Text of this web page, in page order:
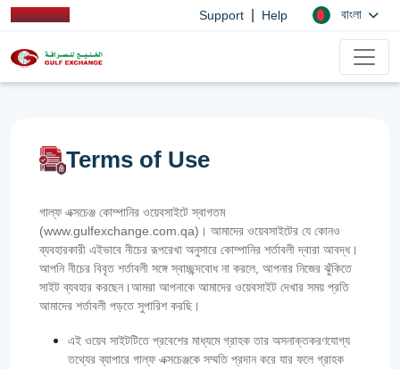
Support Help বাংলা
Terms of Use
গাল্ফ এক্সচেঞ্জ কোম্পানির ওয়েবসাইটে স্বাগতম
(www.gulfexchange.com.qa)। আমাদের ওয়েবসাইটের যে কোনও
ব্যবহারকারী এইভাবে নীচের রূপরেখা অনুসারে কোম্পানির শর্তাবলী দ্বারা আবদ্ধ।
আপনি নীচের বিবৃত শর্তাবলী সঙ্গে স্বাচ্ছন্দবোধ না করলে, আপনার নিজের ঝুঁকিতে
সাইট ব্যবহার করছেন।আমরা আপনাকে আমাদের ওয়েবসাইট দেখার সময় প্রতি
আমাদের শর্তাবলী পড়তে সুপারিশ করছি।
এই ওয়েব সাইটটিতে প্রবেশের মাধ্যমে গ্রাহক তার অসনাক্তকরণযোগ্য
তথ্যের ব্যাপারে গাল্‌ফ এক্সচেঞ্জকে সম্মতি প্রদান করে যার ফলে গ্রাহক